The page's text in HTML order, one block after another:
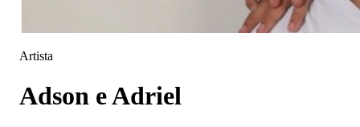
Artista
Adson e Adriel